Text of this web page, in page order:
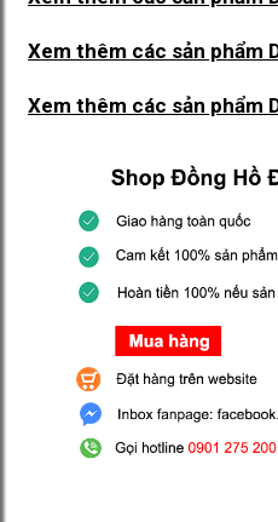
Xem thêm các sản phẩm
Xem thêm các sản phẩm